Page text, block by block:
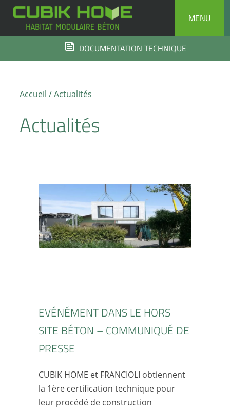
Skip
content
DOCUMENTATION TECHNIQUE
MENU
Accueil / Actualités
Actualités
EVÉNÉMENT DANS LE HORS
SITE BÉTON – COMMUNIQUÉ DE
PRESSE
CUBIK HOME et FRANCIOLI obtiennent
la 1ère certification technique pour
leur procédé de construction